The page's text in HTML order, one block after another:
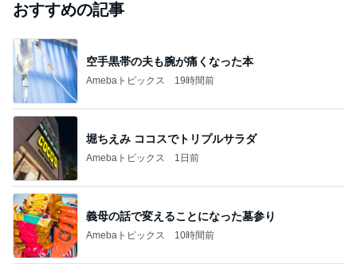
おすすめの記事
空手黒帯の夫も腕が痛くなった本
Amebaトピックス 19時間前
堀ちえみ ココスでトリプルサラダ
Amebaトピックス 1日前
義母の話で変えることになった墓参り
Amebaトピックス 10時間前